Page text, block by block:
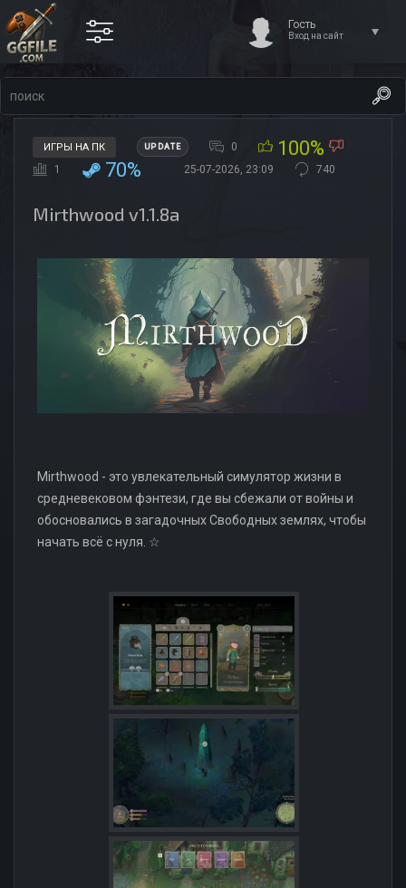
Гость
Вход на сайт
ИГРЫ НА ПК UPDATE 0 100%
1 70% 25-07-2026, 23:09 740
Mirthwood v1.1.8a
Mirthwood - это увлекательный симулятор жизни в
средневековом фэнтези, где вы сбежали от войны и
обосновались в загадочных Свободных землях, чтобы
начать всё с нуля. ☆